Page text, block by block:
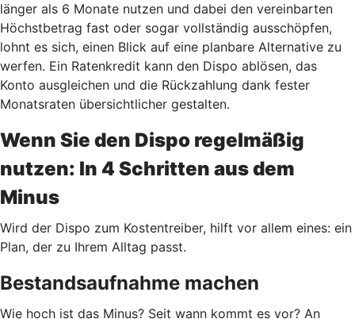
länger als 6 Monate nutzen und dabei den vereinbarten
Höchstbetrag fast oder sogar vollständig ausschöpfen,
lohnt es sich, einen Blick auf eine planbare Alternative zu
werfen. Ein Ratenkredit kann den Dispo ablösen, das
Konto ausgleichen und die Rückzahlung dank fester
Monatsraten übersichtlicher gestalten.
Wenn Sie den Dispo regelmäßig
nutzen: In 4 Schritten aus dem
Minus
Wird der Dispo zum Kostentreiber, hilft vor allem eines: ein
Plan, der zu Ihrem Alltag passt.
Bestandsaufnahme machen
Wie hoch ist das Minus? Seit wann kommt es vor? An